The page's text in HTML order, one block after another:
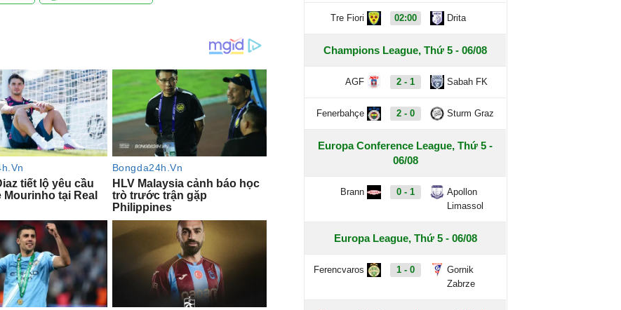
Tre Fiori 02:00 Drita
Champions League, Thứ 5 - 06/08
AGF 2 - 1 Sabah FK
Fenerbahçe 2 - 0 Sturm Graz
Europa Conference League, Thứ 5 -
06/08
Brann 0 - 1
Apollon
Limassol
Europa League, Thứ 5 - 06/08
Ferencvaros 1 - 0
Gornik
Zabrze